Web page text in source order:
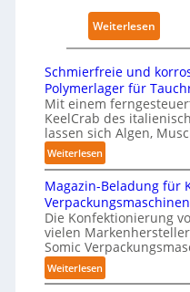
s
e
t
z
w
e
k
f
ü
r
P
y
a
t
N
o
t
s
n
d
i
m
K
Weiterlesen
W
h
i
t
e
p
e
r
z
u
Schmierfreie und
Polymerlager für
Mit einem
KeelCrab des
lassen sich Algen,
Weiterlesen:
S
c
h
m
i
e
r
Magazin-Beladung für
Die Konfektionierung
vielen
Somic
Weiterlesen:
M